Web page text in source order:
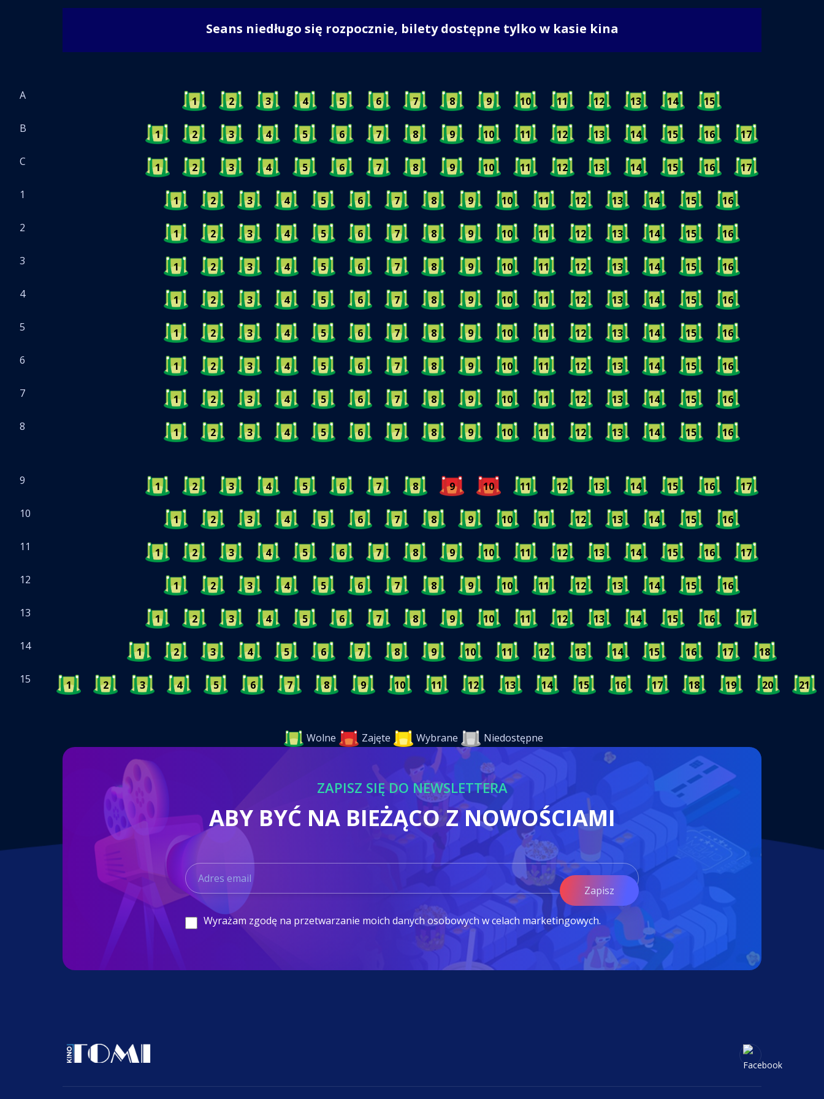
Seans niedługo się rozpocznie, bilety dostępne tylko w kasie kina
A 1 2 3 4 5 6 7 8 9 10 11 12 13 14
15
B
1 2 3 4 5 6 7 8 9 10 11 12 13 14 15 16
17
C
1 2 3 4 5 6 7 8 9 10 11 12 13 14 15 16
17
1
1 2 3 4 5 6 7 8 9 10 11 12 13 14 15
16
2
1 2 3 4 5 6 7 8 9 10 11 12 13 14 15
16
3
1 2 3 4 5 6 7 8 9 10 11 12 13 14 15
16
4
1 2 3 4 5 6 7 8 9 10 11 12 13 14 15
16
5
1 2 3 4 5 6 7 8 9 10 11 12 13 14 15
16
6
1 2 3 4 5 6 7 8 9 10 11 12 13 14 15
16
7
1 2 3 4 5 6 7 8 9 10 11 12 13 14 15
16
8
1 2 3 4 5 6 7 8 9 10 11 12 13 14 15 16
9 1 2 3 4 5 6 7 8 9 10 11 12 13 14 15 16
17
10
1 2 3 4 5 6 7 8 9 10 11 12 13 14 15
16
11
1 2 3 4 5 6 7 8 9 10 11 12 13 14 15 16
17
12
1 2 3 4 5 6 7 8 9 10 11 12 13 14 15
16
13
1 2 3 4 5 6 7 8 9 10 11 12 13 14 15 16
17
14
1 2 3 4 5 6 7 8 9 10 11 12 13 14 15 16 17
18
15
1 2 3 4 5 6 7 8 9 10 11 12 13 14 15 16 17 18 19 20 21
Wolne Zajęte Wybrane Niedostępne
ZAPISZ SIĘ DO NEWSLETTERA
ABY BYĆ NA BIEŻĄCO Z NOWOŚCIAMI
Zapisz
Wyrażam zgodę na przetwarzanie moich danych osobowych w celach marketingowych.